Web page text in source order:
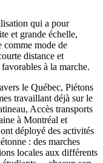
qui a pour
et grande échelle,
comme mode de
distance et
à la marche.
le Québec, Piétons
travaillant déjà sur le
Accès transports
à Montréal et
déployé des activités
: des marches
locales aux différents